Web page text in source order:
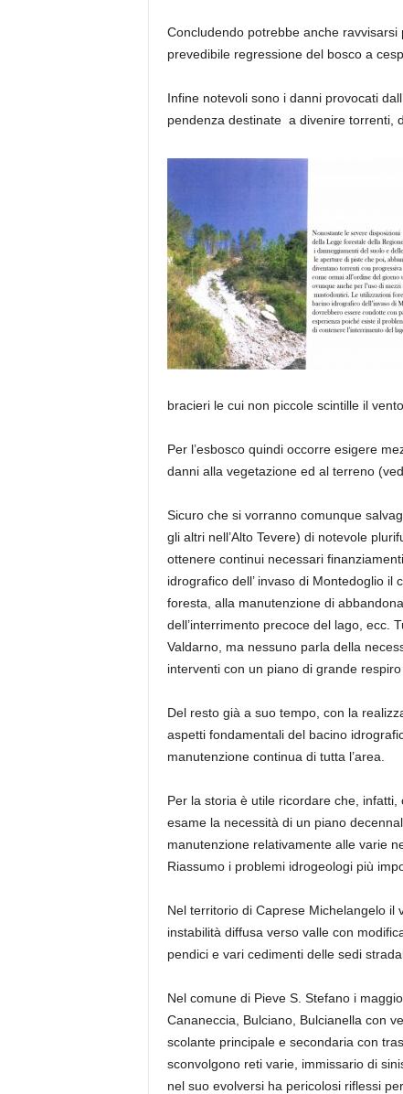
Concludendo potrebbe anche
prevedibile regressione del bosco a
Infine notevoli sono i danni provocati
pendenza destinate a divenire torrenti,
bracieri le cui non piccole scintille il
Per l’esbosco quindi occorre esigere
danni alla vegetazione ed al terreno
Sicuro che si vorranno comunque
gli altri nell’Alto Tevere) di notevole
ottenere continui necessari
idrografico dell’ invaso di Montedoglio
foresta, alla manutenzione di
dell’interrimento precoce del lago, ecc.
Valdarno, ma nessuno parla della
interventi con un piano di grande
Del resto già a suo tempo, con la
aspetti fondamentali del bacino
manutenzione continua di tutta l’area.
Per la storia è utile ricordare che,
esame la necessità di un piano
manutenzione relativamente alle varie
Riassumo i problemi idrogeologi più
Nel territorio di Caprese Michelangelo il
instabilità diffusa verso valle con
pendici e vari cedimenti delle sedi
Nel comune di Pieve S. Stefano i
Cananeccia, Bulciano, Bulcianella con
scolante principale e secondaria con
sconvolgono reti varie, immissario di
nel suo evolversi ha pericolosi riflessi